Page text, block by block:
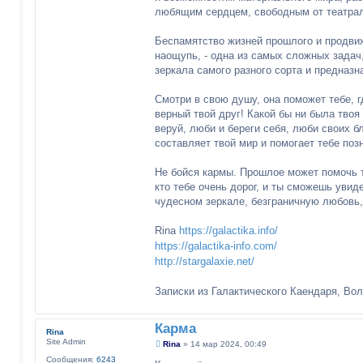
е
е
любящим сердцем, свободным от
Беспамятство жизней прошлого и
наощупь, - одна из самых сложных
зеркала самого разного сорта и
Смотри в свою душу, она поможет тебе,
верный твой друг! Какой бы ни была
веруй, люби и береги себя, люби своих
составляет твой мир и помогает тебе
Не бойся кармы. Прошлое может помочь
кто тебе очень дорог, и ты сможешь
чудесном зеркале, безграничную
Rina https://galactika.info/
https://galactika-info.com/
http://stargalaxie.net/
Записки из Галактического Каендаря,
Rina
Site Admin
Сообщения: 6243
Карма
СRina » 14 мар 2024, 00:49